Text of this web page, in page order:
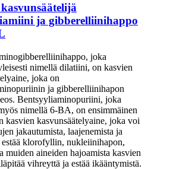
ja gibberelliinihappo
joka
nimellä dilatiini, on kasvien
joka on
ja gibberelliinihapon
Bentsyyliaminopuriini, joka
nimellä 6-BA, on ensimmäinen
kasvien kasvunsäätelyaine, joka voi
jakautumista, laajenemista ja
estää klorofyllin, nukleiinihapon,
muiden aineiden hajoamista kasvien
vihreyttä ja estää ikääntymistä.